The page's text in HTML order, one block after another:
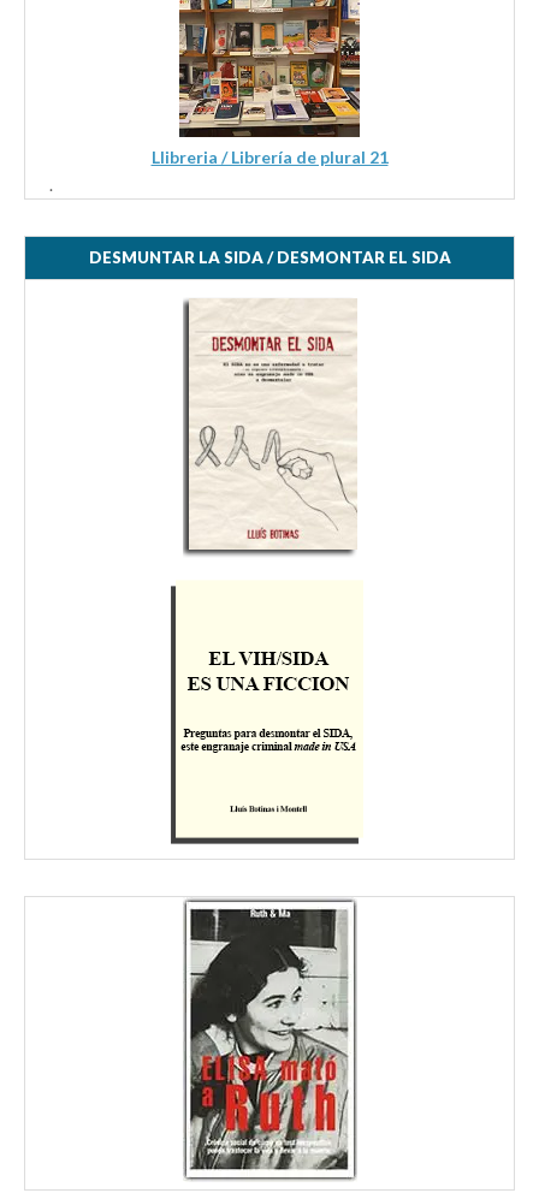
Llibreria / Librería de plural 21
.
DESMUNTAR LA SIDA / DESMONTAR EL SIDA